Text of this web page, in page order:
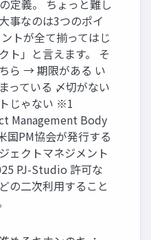
定義。 ちょっと難し
事なのは3つのポイ
トが全て揃ってはじ
ト」と言えます。 そ
ら → 期限がある い
っている 〆切がない
じゃない ※1
Management Body
国PM協会が発行する
ェクトマネジメント
PJ-Studio 許可な
の二次利用すること